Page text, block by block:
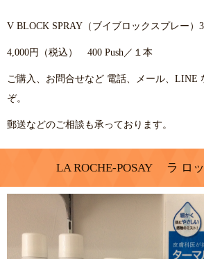
V BLOCK SPRAY（ブイブロックスプレー）
4,000円（税込） 400 Push／１本
ご購入、お問合せなど 電話、メール、LINE
ぞ。
郵送などのご相談も承っております。
LA ROCHE-POSAY ラ ロ